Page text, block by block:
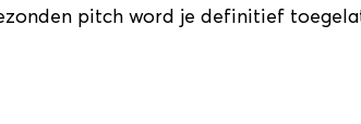
pitch word je definitief